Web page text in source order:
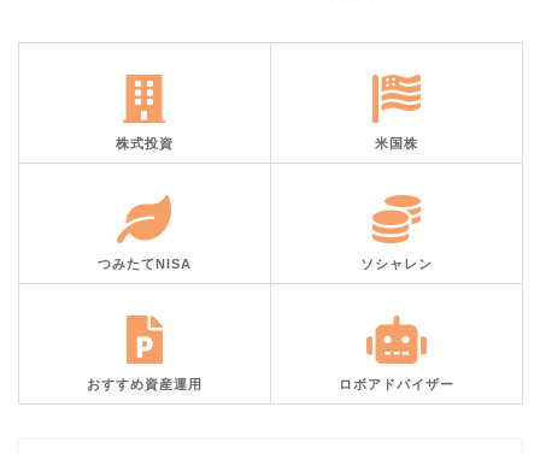
株式投資 米国株
つみたてNISA ソシャレン
おすすめ資産運用 ロボアドバイザー